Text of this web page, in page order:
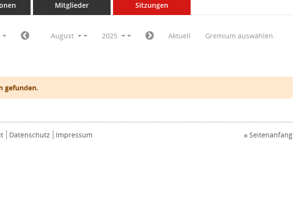
Mitglieder Sitzungen
August 2025 Aktuell Gremium auswählen
gefunden.
Datenschutz Impressum Seitenanfang